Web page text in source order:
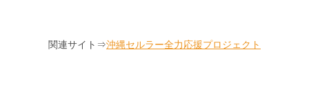
関連サイト⇒沖縄セルラー全力応援プロジェクト